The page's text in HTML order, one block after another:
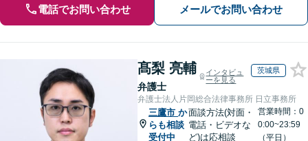
電話でお問い合わせ メールでお問い合わせ
髙梨 亮輔
弁護士
インタビュ
ーを見る
茨城県
弁護士法人片岡総合法律事務所 日立事務所
三鷹市 か
らも相談
受付中
面談方法(対面・
電話・ビデオな
ど)は応相談
営業時間：0
0:00~23:59
（平日）